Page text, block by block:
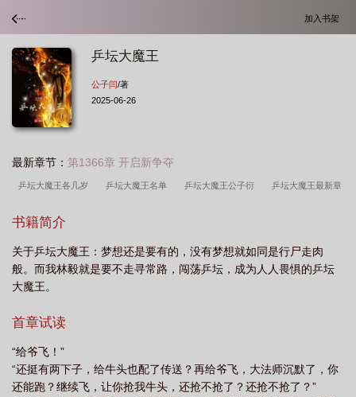
加入书架
乒坛大魔王
公子闫/著
2025-06-26
最新章节： 第1366章 开启新争夺
乒坛大魔王各几岁 乒坛大魔王名单 乒坛大魔王公子衍 乒坛大魔王最新章
历 乒坛大魔王的由来
怡宁 乒坛大魔王晋江 乒坛大魔王起源 乒坛大魔王在线阅读 乒坛大魔王
盘点 乒坛大魔王是谁的绰号啊 乒坛大魔王免费阅读无弹窗 乒坛大魔王
叫什么名字
书籍简介
关于乒坛大魔王：梦想还是要有的，没有梦想就如同是行尸走肉
般。而我林毅就是要不走寻常路，闯荡乒坛，成为人人畏惧的乒坛
大魔王。
首章试读
“给爷飞！”
“还挺有两下子，给牛头也配了传送？再给爷飞，大法师沉默了，你
还能跑？继续飞，让你抢我牛头，还抢不抢了？还抢不抢了？”